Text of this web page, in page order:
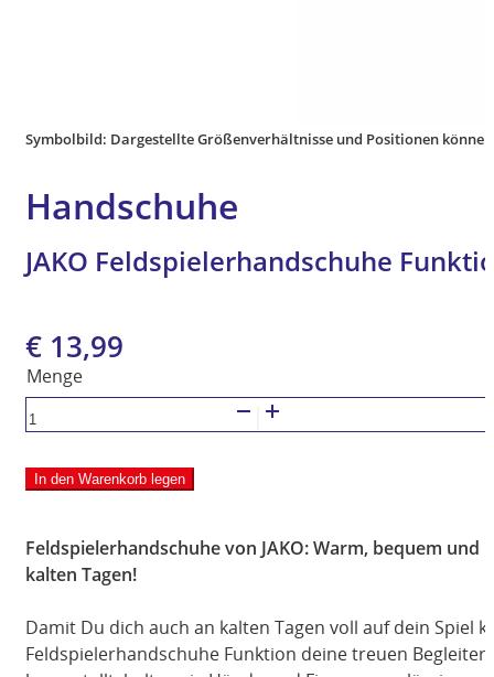
Symbolbild: Dargestellte Größenverhältnisse und Positionen
Handschuhe
JAKO Feldspielerhandschuhe
Ursprünglicher
Preis
war:
€ 19,99
€ 13,99
ist:
€ 13,99.
JAKO
Feldspielerhandschuhe
Funktion
Menge
In den Warenkorb legen
Feldspielerhandschuhe von JAKO: Warm, bequem
kalten Tagen!
Damit Du dich auch an kalten Tagen voll auf dein Spiel
Feldspielerhandschuhe Funktion deine treuen